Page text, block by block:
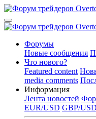
Форумы
Новые сообщения
Что нового?
Featured content
media comments
Информация
Лента новостей
EUR/USD GBP/USD